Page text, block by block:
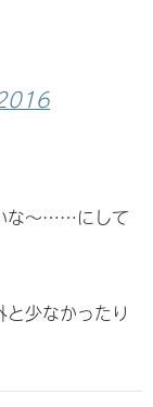
な〜……にして
少なかったり